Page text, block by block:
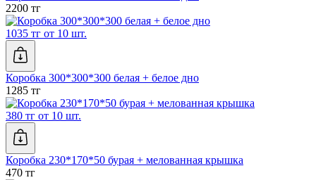
2200 тг
1035 тг от 10 шт.
Коробка 300*300*300 белая + белое дно
1285 тг
380 тг от 10 шт.
Коробка 230*170*50 бурая + мелованная крышка
470 тг